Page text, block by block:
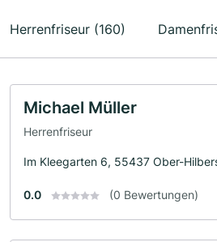
Herrenfriseur (160)
Michael Müller
Herrenfriseur
Im Kleegarten 6, 55437 Ober-
0.0 (0 Bewertungen)